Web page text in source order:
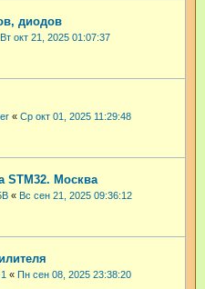
диодов
Вт окт 21, 2025 01:07:37
« Ср окт 01, 2025 11:29:48
STM32. Москва
« Вс сен 21, 2025 09:36:12
« Пн сен 08, 2025 23:38:20